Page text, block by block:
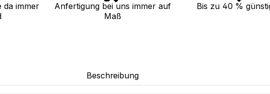
da immer
Anfertigung bei uns immer auf
Maß
Bis zu 40 %
Beschreibung